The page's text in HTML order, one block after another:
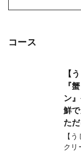
コース
【
『
ン
鮮
た
【
クリ